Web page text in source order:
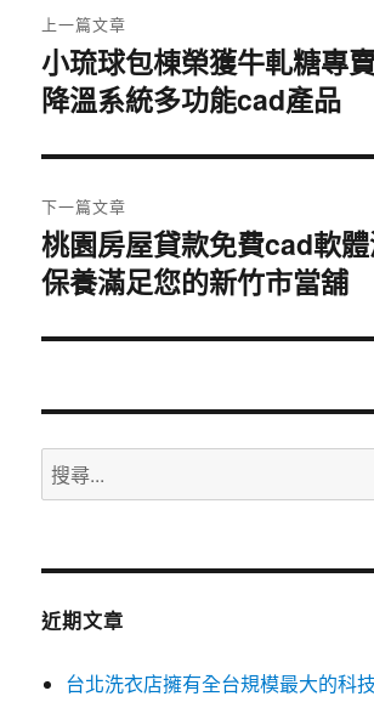
章
導
覽
上一篇文章
上
一
文
章:
小琉球包棟榮獲牛軋糖專
降溫系統多功能cad產品
下一篇文章
下
一
文
桃園房屋貸款免費cad軟
保養滿足您的新竹市當舖
搜
尋
鍵
近期文章
台北洗衣店擁有全台規模最大的科